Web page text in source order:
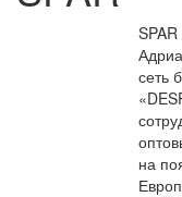
сеть
на